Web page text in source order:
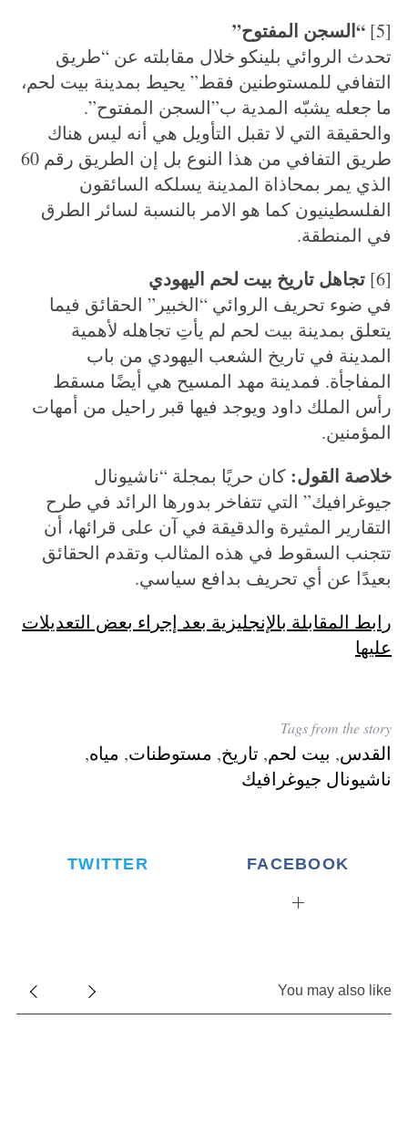
[5]
“السجن المفتوح”
تحدث الروائي بلينكو خلال مقابلته عن “طريق
التفافي للمستوطنين فقط” يحيط بمدينة بيت لحم،
ما جعله يشبّه المدية ب”السجن المفتوح”.
والحقيقة التي لا تقبل التأويل هي أنه ليس هناك
طريق التفافي من هذا النوع بل إن الطريق رقم 60
الذي يمر بمحاذاة المدينة يسلكه السائقون
الفلسطينيون كما هو الامر بالنسبة لسائر الطرق
في المنطقة.
[6]
تجاهل تاريخ بيت لحم اليهودي
في ضوء تحريف الروائي “الخبير” الحقائق فيما
يتعلق بمدينة بيت لحم لم يأتِ تجاهله لأهمية
المدينة في تاريخ الشعب اليهودي من باب
المفاجأة. فمدينة مهد المسيح هي أيضًا مسقط
رأس الملك داود ويوجد فيها قبر راحيل من أمهات
المؤمنين.
خلاصة القول: كان حريًا بمجلة “ناشيونال
جيوغرافيك” التي تتفاخر بدورها الرائد في طرح
التقارير المثيرة والدقيقة في آن على قرائها، أن
تتجنب السقوط في هذه المثالب وتقدم الحقائق
بعيدًا عن أي تحريف بدافع سياسي.
رابط المقابلة بالإنجليزية بعد إجراء بعض التعديلات
عليها
Tags from the story
القدس, بيت لحم, تاريخ, مستوطنات, مياه,
ناشيونال جيوغرافيك
FACEBOOK
TWITTER
You may also like